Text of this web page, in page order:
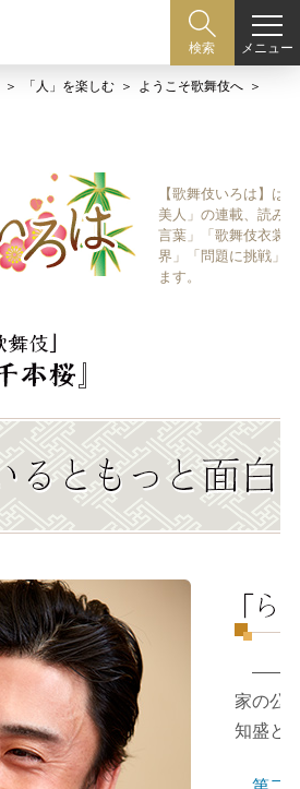
検索 メニュー
「人」を楽しむ
ようこそ歌舞伎へ
【歌舞伎いろは】は
美人」の連載、読み
言葉」「歌舞伎衣裳
界」「問題に挑戦」
ます。
――〈
家の公
知盛と